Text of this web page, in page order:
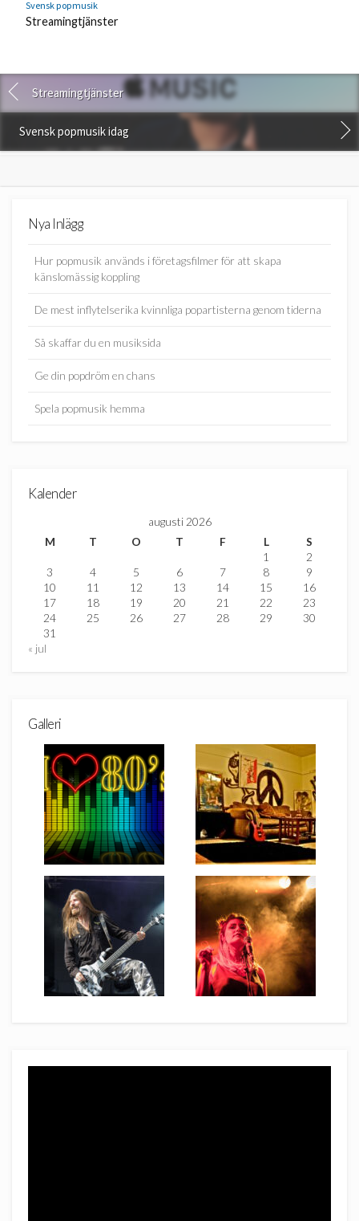
Svensk popmusik
Streamingtjänster
Streamingtjänster
Svensk popmusik idag
Nya Inlägg
Hur popmusik används i företagsfilmer för att skapa
känslomässig koppling
De mest inflytelserika kvinnliga popartisterna genom tiderna
Så skaffar du en musiksida
Ge din popdröm en chans
Spela popmusik hemma
Kalender
augusti 2026
M
T O T F L
S
1
2
3
4 5 6 7 8
9
10
11 12 13 14 15
16
17
18 19 20 21 22
23
24
25 26 27 28 29
30
31
« jul
Galleri